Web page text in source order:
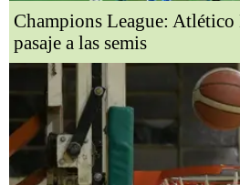
Champions League:
pasaje a las semis